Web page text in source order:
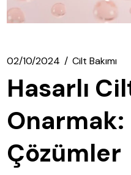
02/10/2024 Cilt Bakımı
Hasarlı
Çözümler